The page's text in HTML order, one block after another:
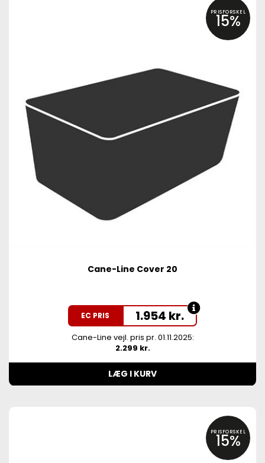
PRISFORSKEL
15%
Cane-Line Cover 20
EC PRIS 1.954 kr.
Cane-Line vejl. pris pr. 01.11.2025:
2.299 kr.
LÆG I KURV
PRISFORSKEL
15%